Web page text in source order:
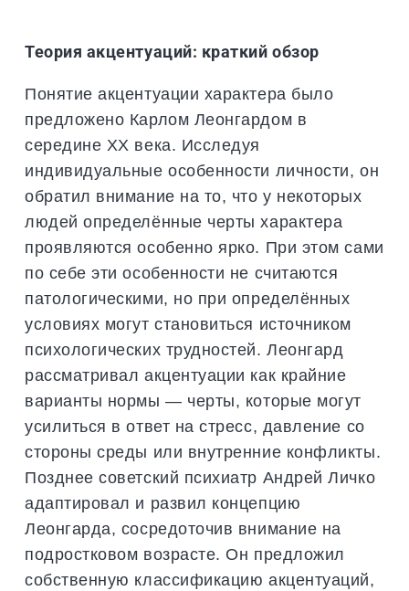
Теория акцентуаций: краткий обзор
Понятие акцентуации характера было
предложено Карлом Леонгардом в
середине XX века. Исследуя
индивидуальные особенности личности, он
обратил внимание на то, что у некоторых
людей определённые черты характера
проявляются особенно ярко. При этом сами
по себе эти особенности не считаются
патологическими, но при определённых
условиях могут становиться источником
психологических трудностей. Леонгард
рассматривал акцентуации как крайние
варианты нормы — черты, которые могут
усилиться в ответ на стресс, давление со
стороны среды или внутренние конфликты.
Позднее советский психиатр Андрей Личко
адаптировал и развил концепцию
Леонгарда, сосредоточив внимание на
подростковом возрасте. Он предложил
собственную классификацию акцентуаций,